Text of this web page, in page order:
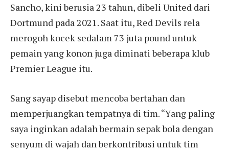
Sancho, kini berusia 23 tahun, dibeli United dari
Dortmund pada 2021. Saat itu, Red Devils rela
merogoh kocek sedalam 73 juta pound untuk
pemain yang konon juga diminati beberapa klub
Premier League itu.
Sang sayap disebut mencoba bertahan dan
memperjuangkan tempatnya di tim. “Yang paling
saya inginkan adalah bermain sepak bola dengan
senyum di wajah dan berkontribusi untuk tim